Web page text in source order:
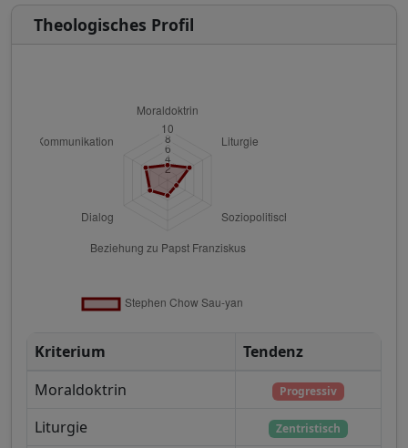
Theologisches Profil
Kriterium
Tendenz
Moraldoktrin
Progressiv
Liturgie Zentristisch